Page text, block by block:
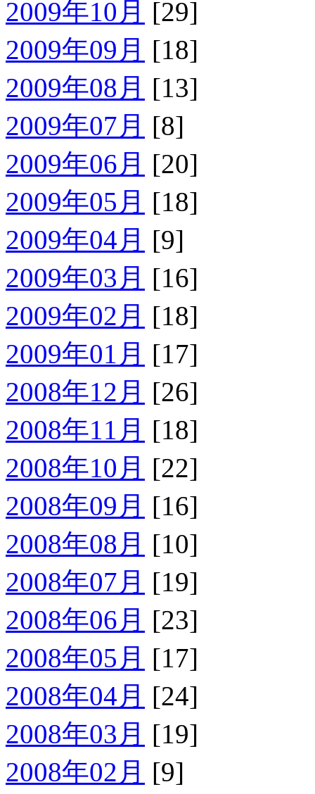
2009年10月 [29]
2009年09月 [18]
2009年08月 [13]
2009年07月 [8]
2009年06月 [20]
2009年05月 [18]
2009年04月 [9]
2009年03月 [16]
2009年02月 [18]
2009年01月 [17]
2008年12月 [26]
2008年11月 [18]
2008年10月 [22]
2008年09月 [16]
2008年08月 [10]
2008年07月 [19]
2008年06月 [23]
2008年05月 [17]
2008年04月 [24]
2008年03月 [19]
2008年02月 [9]